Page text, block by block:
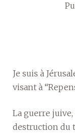
Je suis à
visant à
La guerre
destruction du